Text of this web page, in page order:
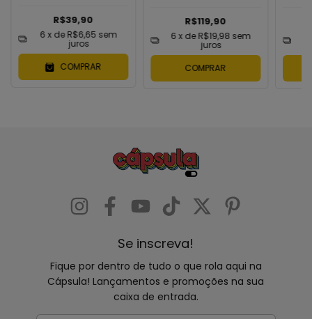
R$39,90
6 x deR$6,65 sem
juros
COMPRAR
R$119,90
6 x deR$19,98 sem
juros
COMPRAR
Se inscreva!
Fique por dentro de tudo o que rola aqui na
Cápsula! Lançamentos e promoções na sua
caixa de entrada.